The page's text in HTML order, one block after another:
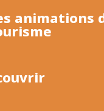
animations
et un
à la découverte